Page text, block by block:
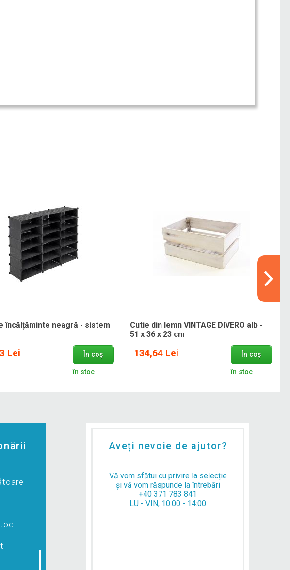
încălțăminte neagră - sistem
Lei În coș
în stoc
Cutie din lemn VINTAGE DIVERO alb -
51 x 36 x 23 cm
134,64 Lei În coș
în stoc
Aveți nevoie de ajutor?
Vă vom sfătui cu privire la selecție
și vă vom răspunde la întrebări
+40 371 783 841
LU - VIN, 10:00 - 14:00